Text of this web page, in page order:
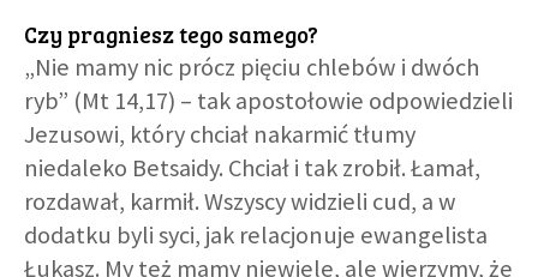
Czy pragniesz tego samego?
„Nie mamy nic prócz pięciu chlebów i dwóch
ryb” (Mt 14,17) – tak apostołowie odpowiedzieli
Jezusowi, który chciał nakarmić tłumy
niedaleko Betsaidy. Chciał i tak zrobił. Łamał,
rozdawał, karmił. Wszyscy widzieli cud, a w
dodatku byli syci, jak relacjonuje ewangelista
Łukasz. My też mamy niewiele, ale wierzymy, że